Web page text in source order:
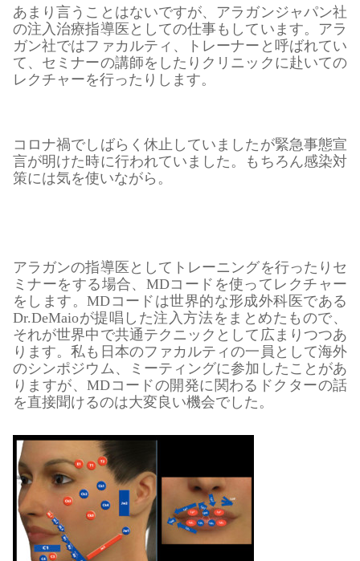
あまり言うことはないですが、アラガンジャパン社
の注入治療指導医としての仕事もしています。アラ
ガン社ではファカルティ、トレーナーと呼ばれてい
て、セミナーの講師をしたりクリニックに赴いての
レクチャーを行ったりします。
コロナ禍でしばらく休止していましたが緊急事態宣
言が明けた時に行われていました。もちろん感染対
策には気を使いながら。
アラガンの指導医としてトレーニングを行ったりセ
ミナーをする場合、MDコードを使ってレクチャー
をします。MDコードは世界的な形成外科医である
Dr.DeMaioが提唱した注入方法をまとめたもので、
それが世界中で共通テクニックとして広まりつつあ
ります。私も日本のファカルティの一員として海外
のシンポジウム、ミーティングに参加したことがあ
りますが、MDコードの開発に関わるドクターの話
を直接聞けるのは大変良い機会でした。